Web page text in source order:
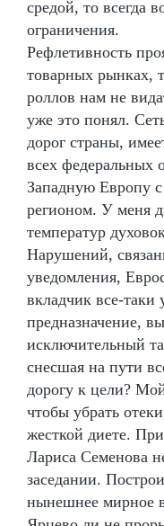
средой, то всегда
ограничения.
Рефлетивность
товарных рынках,
роллов нам не
уже это понял.
дорог страны,
всех федеральных
Западную Европу
регионом. У меня
температур
Нарушений,
уведомления,
вкладчик все-таки
предназначение,
исключительный
снесшая на пути
дорогу к цели?
чтобы убрать
жесткой диете.
Лариса Семенова
заседании.
нынешнее мирное